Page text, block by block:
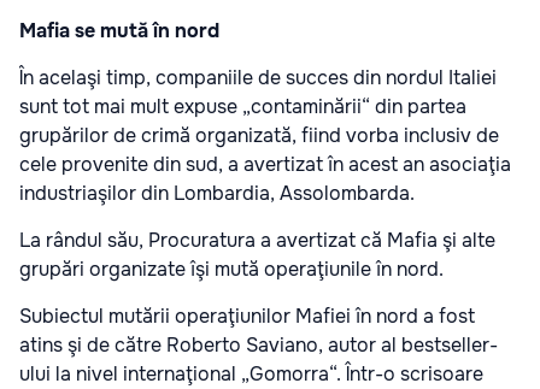
Mafia se mută în nord
În acelaşi timp, companiile de succes din nordul Italiei
sunt tot mai mult expuse „contaminării“ din partea
grupărilor de crimă organizată, fiind vorba inclusiv de
cele provenite din sud, a avertizat în acest an asociaţia
industriaşilor din Lombardia, Assolombarda.
La rândul său, Procuratura a avertizat că Mafia şi alte
grupări organizate îşi mută operaţiunile în nord.
Subiectul mutării operaţiunilor Mafiei în nord a fost
atins şi de către Roberto Saviano, autor al bestseller-
ului la nivel internaţional „Gomorra“. Într-o scrisoare